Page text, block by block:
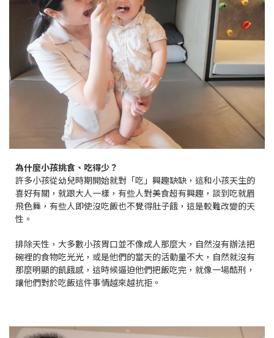
為什麼小孩挑食、吃得少？
許多小孩從幼兒時期開始就對「吃」興趣缺缺，這和小孩天生的
喜好有關，就跟大人一樣，有些人對美食超有興趣，談到吃就眉
飛色舞，有些人即使沒吃飯也不覺得肚子餓，這是較難改變的天
性。
排除天性，大多數小孩胃口並不像成人那麼大，自然沒有辦法把
碗裡的食物吃光光，或是他們的當天的活動量不大，自然就沒有
那麼明顯的飢餓感，這時候逼迫他們把飯吃完，就像一場酷刑，
讓他們對於吃飯這件事情越來越抗拒。